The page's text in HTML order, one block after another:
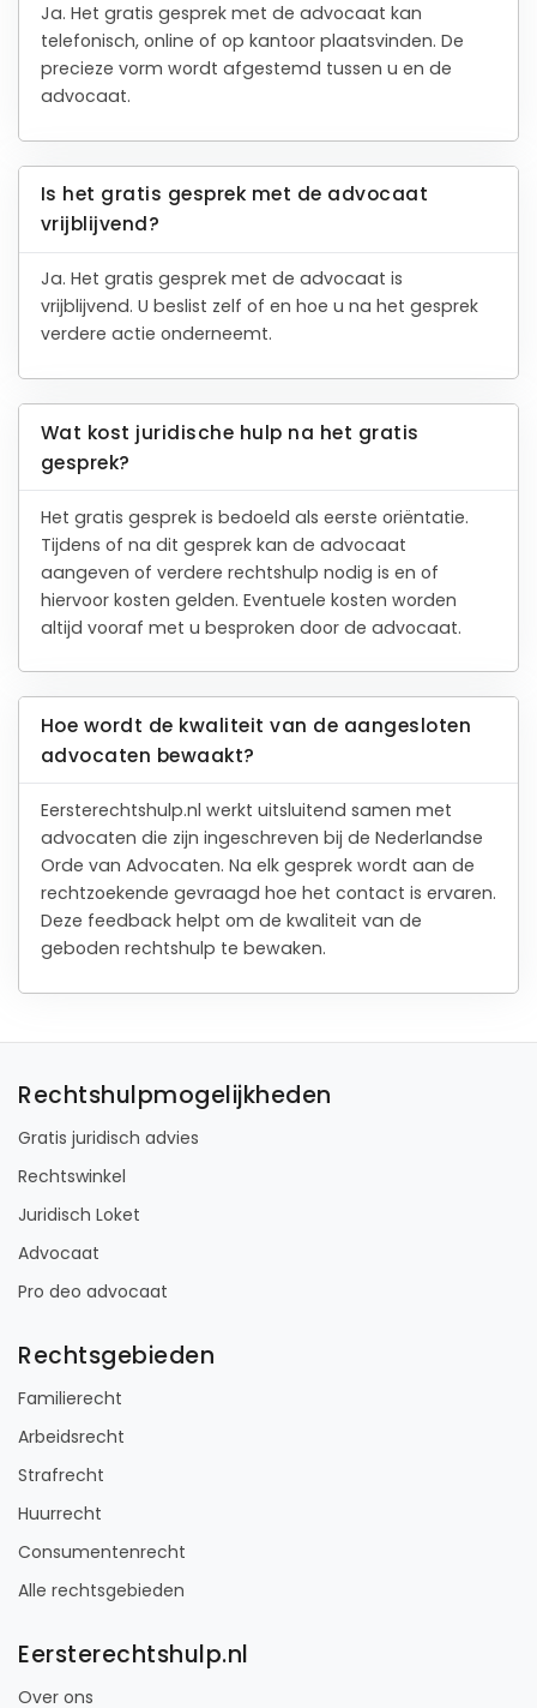
Ja. Het gratis gesprek met de advocaat kan
telefonisch, online of op kantoor plaatsvinden. De
precieze vorm wordt afgestemd tussen u en de
advocaat.
Is het gratis gesprek met de advocaat
vrijblijvend?
Ja. Het gratis gesprek met de advocaat is
vrijblijvend. U beslist zelf of en hoe u na het gesprek
verdere actie onderneemt.
Wat kost juridische hulp na het gratis
gesprek?
Het gratis gesprek is bedoeld als eerste oriëntatie.
Tijdens of na dit gesprek kan de advocaat
aangeven of verdere rechtshulp nodig is en of
hiervoor kosten gelden. Eventuele kosten worden
altijd vooraf met u besproken door de advocaat.
Hoe wordt de kwaliteit van de aangesloten
advocaten bewaakt?
Eersterechtshulp.nl werkt uitsluitend samen met
advocaten die zijn ingeschreven bij de Nederlandse
Orde van Advocaten. Na elk gesprek wordt aan de
rechtzoekende gevraagd hoe het contact is ervaren.
Deze feedback helpt om de kwaliteit van de
geboden rechtshulp te bewaken.
Rechtshulpmogelijkheden
Gratis juridisch advies
Rechtswinkel
Juridisch Loket
Advocaat
Pro deo advocaat
Rechtsgebieden
Familierecht
Arbeidsrecht
Strafrecht
Huurrecht
Consumentenrecht
Alle rechtsgebieden
Eersterechtshulp.nl
Over ons